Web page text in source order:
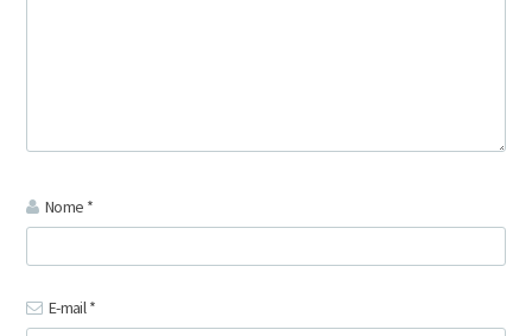
Nome *
E-mail*